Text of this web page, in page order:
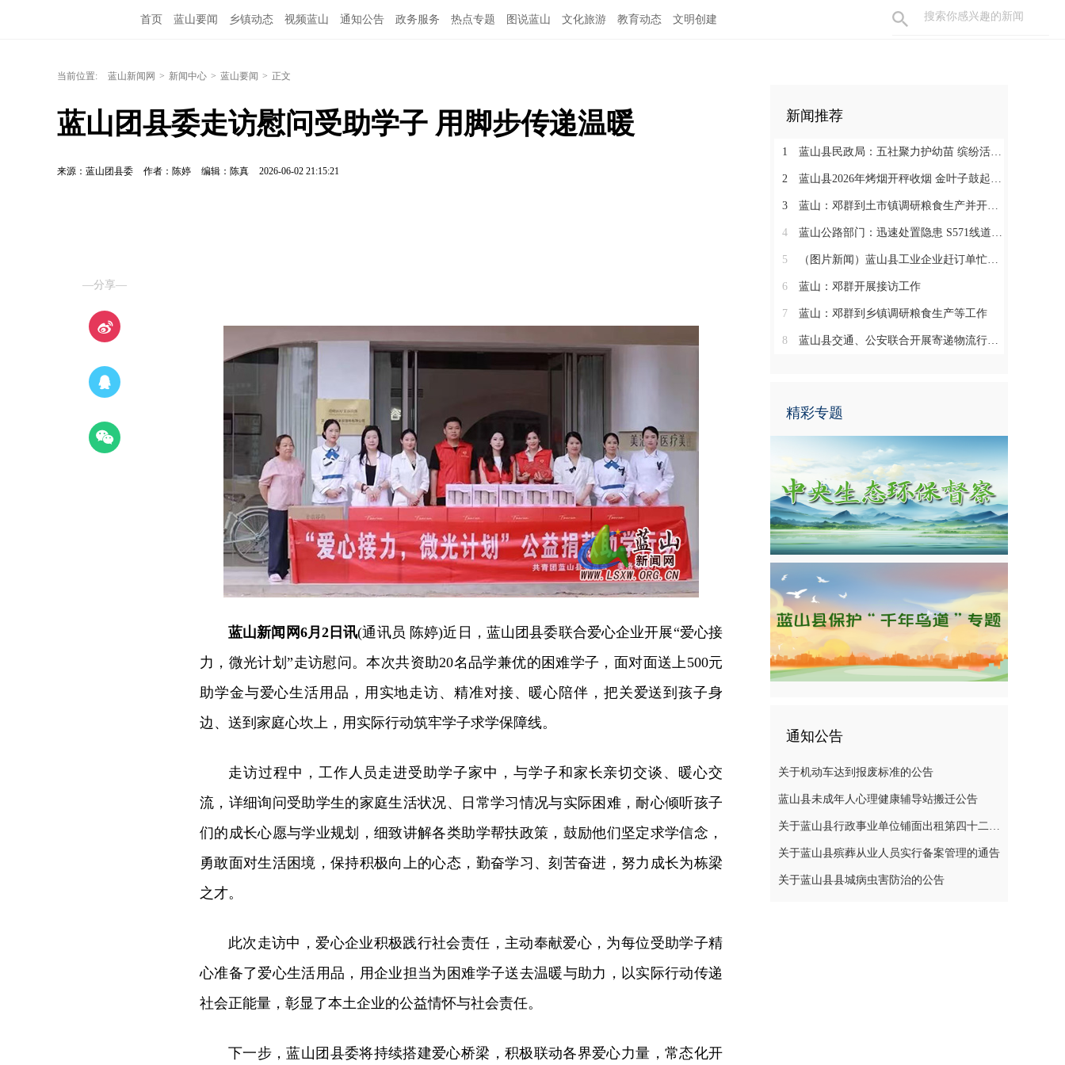
首页 蓝山要闻 乡镇动态 视频蓝山 通知公告 政务服务 热点专题 图说蓝山 文化旅游 教育动态 文明创建
当前位置: 蓝山新闻网 > 新闻中心 > 蓝山要闻 > 正文
蓝山团县委走访慰问受助学子 用脚步传递温暖
来源：蓝山团县委 作者：陈婷 编辑：陈真 2026-06-02 21:15:21
—分享—
蓝山新闻网6月2日讯(通讯员 陈婷)近日，蓝山团县委联合爱心企业开展“爱心接
力，微光计划”走访慰问。本次共资助20名品学兼优的困难学子，面对面送上500元
助学金与爱心生活用品，用实地走访、精准对接、暖心陪伴，把关爱送到孩子身
边、送到家庭心坎上，用实际行动筑牢学子求学保障线。
走访过程中，工作人员走进受助学子家中，与学子和家长亲切交谈、暖心交
流，详细询问受助学生的家庭生活状况、日常学习情况与实际困难，耐心倾听孩子
们的成长心愿与学业规划，细致讲解各类助学帮扶政策，鼓励他们坚定求学信念，
勇敢面对生活困境，保持积极向上的心态，勤奋学习、刻苦奋进，努力成长为栋梁
之才。
此次走访中，爱心企业积极践行社会责任，主动奉献爱心，为每位受助学子精
心准备了爱心生活用品，用企业担当为困难学子送去温暖与助力，以实际行动传递
社会正能量，彰显了本土企业的公益情怀与社会责任。
下一步，蓝山团县委将持续搭建爱心桥梁，积极联动各界爱心力量，常态化开
新闻推荐
1 蓝山县民政局：五社聚力护幼苗 缤纷活动暖暑期
2 蓝山县2026年烤烟开秤收烟 金叶子鼓起烟农钱袋子
3 蓝山：邓群到土市镇调研粮食生产并开展联村解忧“四个一批”工作
4 蓝山公路部门：迅速处置隐患 S571线道路抢修有序推进
5 （图片新闻）蓝山县工业企业赶订单忙生产
6 蓝山：邓群开展接访工作
7 蓝山：邓群到乡镇调研粮食生产等工作
8 蓝山县交通、公安联合开展寄递物流行业安全专项检查
精彩专题
通知公告
关于机动车达到报废标准的公告
蓝山县未成年人心理健康辅导站搬迁公告
关于蓝山县行政事业单位铺面出租第四十二次公开招标中标结果的公示
关于蓝山县殡葬从业人员实行备案管理的通告
关于蓝山县县城病虫害防治的公告